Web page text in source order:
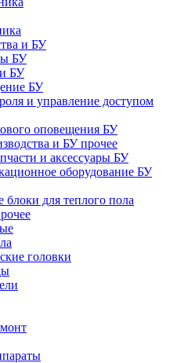
и БУ
БУ
БУ
БУ
и управление доступом
оповещения БУ
и БУ прочее
и аксессуары БУ
оборудование БУ
блоки для теплого пола
головки